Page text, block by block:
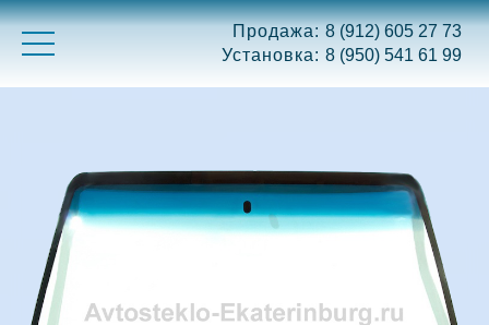
Продажа: 8 (912) 605 27 73
Установка: 8 (950) 541 61 99